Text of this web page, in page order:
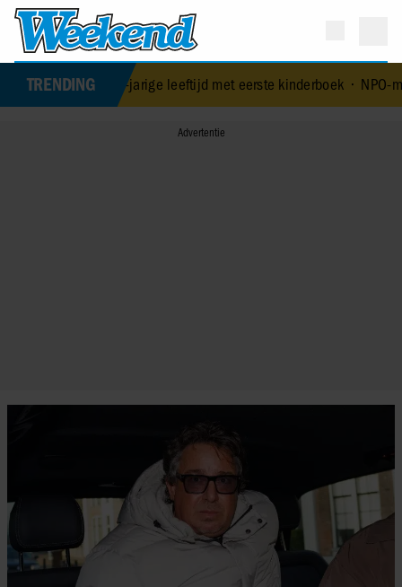
TRENDING
jarige leeftijd met eerste kinderboek•NPO-manager Menno